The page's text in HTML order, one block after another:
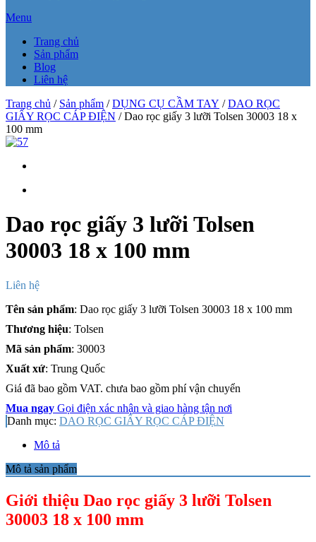
Menu
Trang chủ
Sản phẩm
Blog
Liên hệ
Trang chủ / Sản phẩm /DỤNG CỤ CẦM TAY /DAO RỌC
GIẤY RỌC CÁP ĐIỆN / Dao rọc giấy 3 lưỡi Tolsen 30003 18 x
100 mm
Dao rọc giấy 3 lưỡi Tolsen
30003 18 x 100 mm
Liên hệ
Tên sản phẩm: Dao rọc giấy 3 lưỡi Tolsen 30003 18 x 100 mm
Thương hiệu: Tolsen
Mã sản phẩm: 30003
Xuất xứ: Trung Quốc
Giá đã bao gồm VAT. chưa bao gồm phí vận chuyển
Mua ngay Gọi điện xác nhận và giao hàng tận nơi
Danh mục: DAO RỌC GIẤY RỌC CÁP ĐIỆN
Mô tả
Mô tả sản phẩm
Giới thiệu Dao rọc giấy 3 lưỡi Tolsen
30003 18 x 100 mm